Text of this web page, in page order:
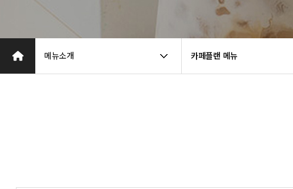
메뉴소개 카페플랜 메뉴